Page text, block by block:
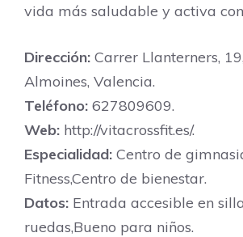
vida más saludable y activa
Dirección: Carrer Llanterners,
Almoines, Valencia.
Teléfono: 627809609.
Web: http://vitacrossfit.es/.
Especialidad: Centro de
Fitness,Centro de bienestar.
Datos: Entrada accesible en
ruedas,Bueno para niños.